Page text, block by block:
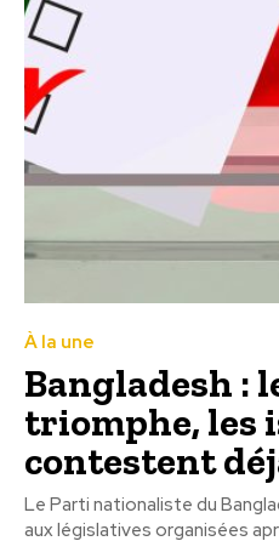
À la une
Bangladesh :
triomphe, les
contestent
Le Parti nationaliste du
aux législatives organisées